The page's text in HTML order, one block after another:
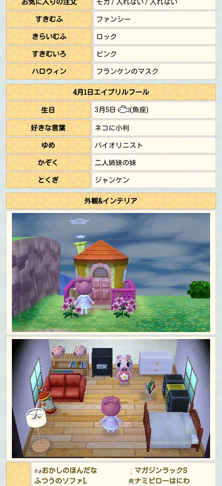
すきむふ
ファンシー
きらいむふ
ロック
すきむいろ
ピンク
ハロウィン
フランケンのマスク
4月1日エイプリルフール
生日
3月5日
(魚座)
好きな言葉
ネコに小判
ゆめ
バイオリニスト
かぞく
二人姉妹の妹
とくぎ
ジャンケン
外観&インテリア
おかしのほんだな
ふつうのソファL
マガジンラックS
ナミピローはにわ